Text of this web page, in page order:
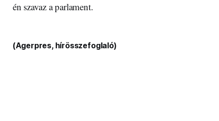
én szavaz a parlament.
(Agerpres, hírösszefoglaló)